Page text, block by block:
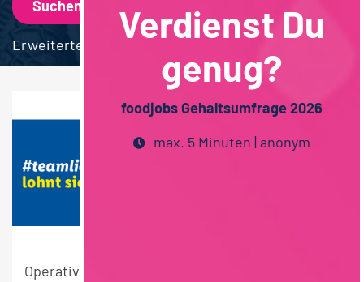
Erweiterte Suche
Operativer Einkauf von Lebensmitteln ist dein
Verdienst Du
genug?
foodjobs Gehaltsumfrage 2026
max. 5 Minuten | anonym